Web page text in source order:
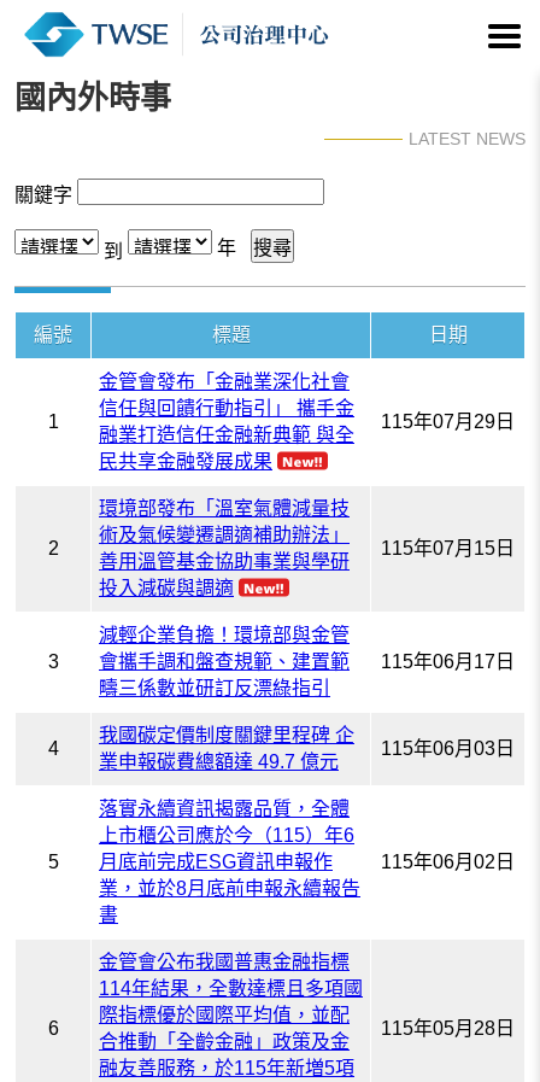
國內外時事
LATEST NEWS
關鍵字
到 年
編號 標題 日期
1
金管會發布「金融業深化社會
信任與回饋行動指引」 攜手金
融業打造信任金融新典範 與全
民共享金融發展成果
115年07月29日
2
環境部發布「溫室氣體減量技
術及氣候變遷調適補助辦法」
善用溫管基金協助事業與學研
投入減碳與調適
115年07月15日
3
減輕企業負擔！環境部與金管
會攜手調和盤查規範、建置範
疇三係數並研訂反漂綠指引
115年06月17日
4
我國碳定價制度關鍵里程碑 企
業申報碳費總額達 49.7 億元
115年06月03日
5
落實永續資訊揭露品質，全體
上市櫃公司應於今（115）年6
月底前完成ESG資訊申報作
業，並於8月底前申報永續報告
書
115年06月02日
6
金管會公布我國普惠金融指標
114年結果，全數達標且多項國
際指標優於國際平均值，並配
合推動「全齡金融」政策及金
融友善服務，於115年新増5項
115年05月28日